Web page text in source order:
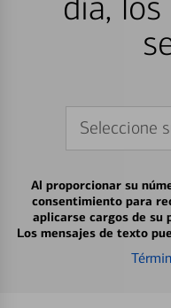
Seleccione
Al proporcionar su
consentimiento para
aplicarse cargos de su
Los mensajes de texto